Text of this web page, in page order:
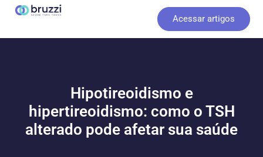
o
Acessar artigos
Hipotireoidismo e
hipertireoidismo: como o TSH
alterado pode afetar sua saúde